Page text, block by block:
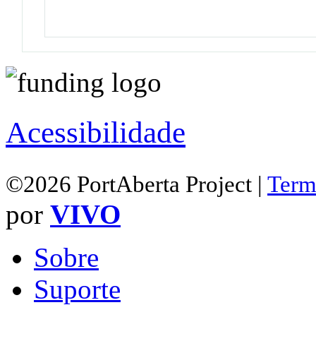
Acessibilidade
©2026 PortAberta Project |
por VIVO
Sobre
Suporte